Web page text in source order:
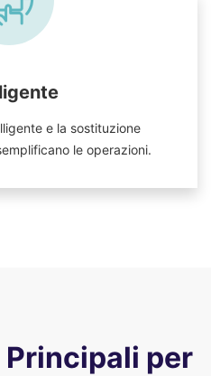
e la sostituzione
le operazioni.
per